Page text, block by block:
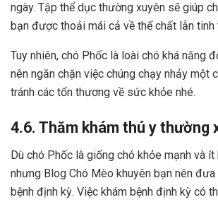
ngày. Tập thể dục thường xuyên sẽ giúp
bạn được thoải mái cả về thể chất lẫn tinh
Tuy nhiên, chó Phốc là loài chó khá năng
nên ngăn chặn việc chúng chạy nhảy một
tránh các tổn thương về sức khỏe nhé.
4.6. Thăm khám thú y thường
Dù chó Phốc là giống chó khỏe mạnh và ít
nhưng Blog Chó Mèo khuyên bạn nên
bệnh định kỳ. Việc khám bệnh định kỳ có